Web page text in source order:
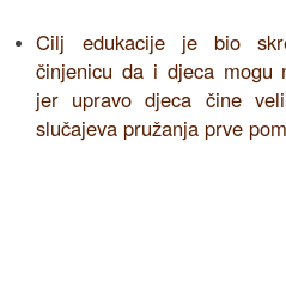
Cilj edukacije je bio
činjenicu da i djeca mogu
jer upravo djeca čine
slučajeva pružanja prve